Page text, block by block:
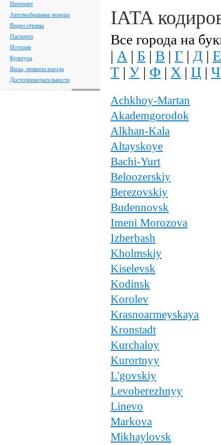
Интернет
Автомобильные номера
Видео страны
Паспорта
История
Культура
Визы, правила въезда
Достопримечательности
IATA
Все города на
| А | Б | В | Г | Д | Е
Т | У | Ф | Х | Ц | Ч
Achkhoy-Martan
Akademgorodok
Alkhan-Kala
Altayskoye
Bachi-Yurt
Beloozerskiy
Berezovskiy
Budennovsk
Imeni Morozova
Izberbash
Kholmskiy
Kiselevsk
Kodinsk
Korolev
Krasnoarmeyskaya
Kronstadt
Kurchaloy
Kurortnyy
L'govskiy
Levoberezhnyy
Linevo
Markova
Mikhaylovsk